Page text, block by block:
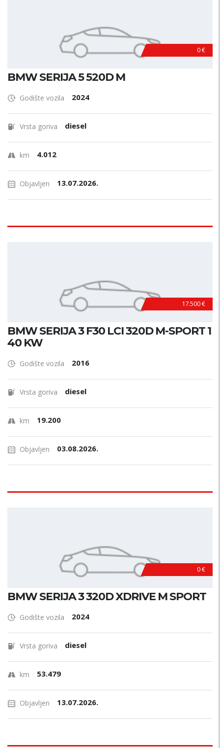
0 €
BMW SERIJA 5 520D M
Godište vozila 2024
Vrsta goriva diesel
km 4.012
Objavljen 13.07.2026.
17.500 €
BMW SERIJA 3 F30 LCI 320D M-SPORT 1
40 KW
Godište vozila 2016
Vrsta goriva diesel
km 19.200
Objavljen 03.08.2026.
0 €
BMW SERIJA 3 320D XDRIVE M SPORT
Godište vozila 2024
Vrsta goriva diesel
km 53.479
Objavljen 13.07.2026.